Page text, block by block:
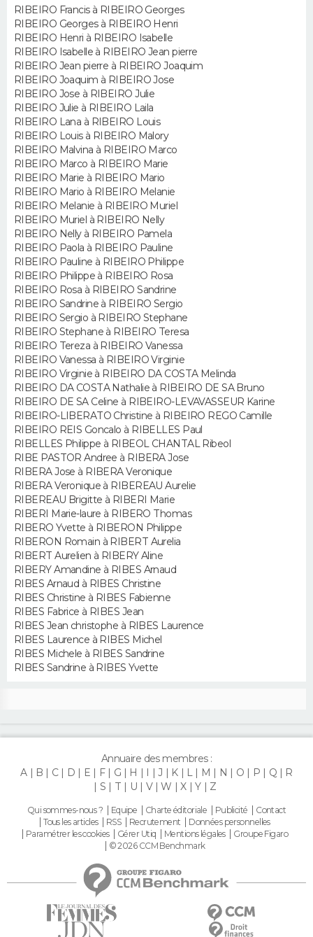
FORUM
Bricolage
Lifestyle
Culture
Sport
Auto
Television
Voyage
Cinema
RIBEIRO Francis à RIBEIRO Georges
RIBEIRO Georges à RIBEIRO Henri
RIBEIRO Henri à RIBEIRO Isabelle
RIBEIRO Isabelle à RIBEIRO Jean pierre
RIBEIRO Jean pierre à RIBEIRO Joaquim
RIBEIRO Joaquim à RIBEIRO Jose
RIBEIRO Jose à RIBEIRO Julie
RIBEIRO Julie à RIBEIRO Laila
RIBEIRO Lana à RIBEIRO Louis
RIBEIRO Louis à RIBEIRO Malory
RIBEIRO Malvina à RIBEIRO Marco
RIBEIRO Marco à RIBEIRO Marie
RIBEIRO Marie à RIBEIRO Mario
RIBEIRO Mario à RIBEIRO Melanie
RIBEIRO Melanie à RIBEIRO Muriel
RIBEIRO Muriel à RIBEIRO Nelly
RIBEIRO Nelly à RIBEIRO Pamela
RIBEIRO Paola à RIBEIRO Pauline
RIBEIRO Pauline à RIBEIRO Philippe
RIBEIRO Philippe à RIBEIRO Rosa
RIBEIRO Rosa à RIBEIRO Sandrine
RIBEIRO Sandrine à RIBEIRO Sergio
RIBEIRO Sergio à RIBEIRO Stephane
RIBEIRO Stephane à RIBEIRO Teresa
RIBEIRO Tereza à RIBEIRO Vanessa
RIBEIRO Vanessa à RIBEIRO Virginie
RIBEIRO Virginie à RIBEIRO DA COSTA Melinda
RIBEIRO DA COSTA Nathalie à RIBEIRO DE SA Bruno
RIBEIRO DE SA Celine à RIBEIRO-LEVAVASSEUR Karine
RIBEIRO-LIBERATO Christine à RIBEIRO REGO Camille
RIBEIRO REIS Goncalo à RIBELLES Paul
RIBELLES Philippe à RIBEOL CHANTAL Ribeol
RIBE PASTOR Andree à RIBERA Jose
RIBERA Jose à RIBERA Veronique
RIBERA Veronique à RIBEREAU Aurelie
RIBEREAU Brigitte à RIBERI Marie
RIBERI Marie-laure à RIBERO Thomas
RIBERO Yvette à RIBERON Philippe
RIBERON Romain à RIBERT Aurelia
RIBERT Aurelien à RIBERY Aline
RIBERY Amandine à RIBES Arnaud
RIBES Arnaud à RIBES Christine
RIBES Christine à RIBES Fabienne
RIBES Fabrice à RIBES Jean
RIBES Jean christophe à RIBES Laurence
RIBES Laurence à RIBES Michel
RIBES Michele à RIBES Sandrine
RIBES Sandrine à RIBES Yvette
Annuaire des membres :
A
B C D E F G H I J K L M N O P Q
R
S
T U V W X Y Z
Qui sommes-nous ? Equipe Charte éditoriale Publicité
Contact
Tous les articles
RSS Recrutement
Données personnelles
Paramétrer les cookies
Gérer Utiq Mentions légales
Groupe Figaro
© 2026 CCM Benchmark